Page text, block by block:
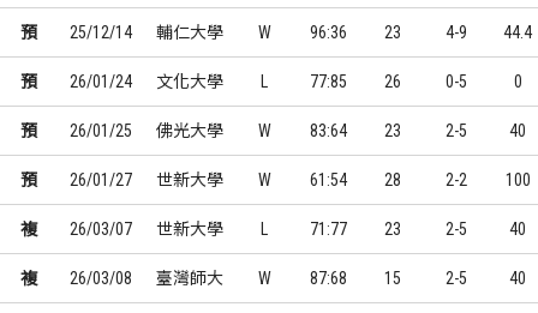
預 25/12/14 輔仁大學 W 96:36 23 4-9 44.4
預 26/01/24 文化大學 77:85 26 0-5 0
預 26/01/25 佛光大學 W 83:64 23 2-5 40
預 26/01/27 世新大學 W 61:54 28 2-2 100
複 26/03/07 世新大學 71:77 23 2-5 40
複 26/03/08 臺灣師大 W 87:68 15 2-5 40